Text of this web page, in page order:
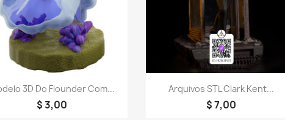
Visualização rápida
3D Do Flounder Com...
$ 3,00
Visualização rápida
Arquivos STL Clark Kent...
$ 7,00